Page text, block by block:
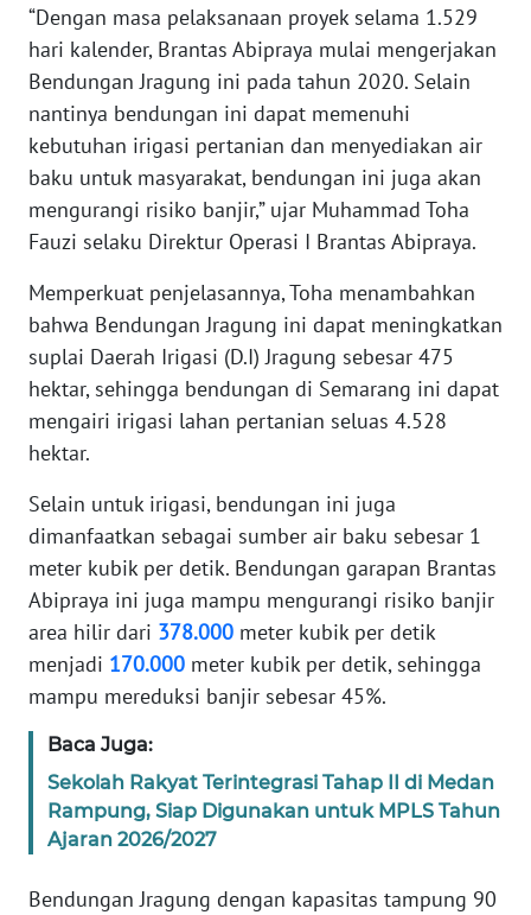
“Dengan masa pelaksanaan proyek selama 1.529
hari kalender, Brantas Abipraya mulai mengerjakan
Bendungan Jragung ini pada tahun 2020. Selain
nantinya bendungan ini dapat memenuhi
kebutuhan irigasi pertanian dan menyediakan air
baku untuk masyarakat, bendungan ini juga akan
mengurangi risiko banjir,” ujar Muhammad Toha
Fauzi selaku Direktur Operasi I Brantas Abipraya.
Memperkuat penjelasannya, Toha menambahkan
bahwa Bendungan Jragung ini dapat meningkatkan
suplai Daerah Irigasi (D.I) Jragung sebesar 475
hektar, sehingga bendungan di Semarang ini dapat
mengairi irigasi lahan pertanian seluas 4.528
hektar.
Selain untuk irigasi, bendungan ini juga
dimanfaatkan sebagai sumber air baku sebesar 1
meter kubik per detik. Bendungan garapan Brantas
Abipraya ini juga mampu mengurangi risiko banjir
area hilir dari 378.000 meter kubik per detik
menjadi 170.000 meter kubik per detik, sehingga
mampu mereduksi banjir sebesar 45%.
Baca Juga:
Sekolah Rakyat Terintegrasi Tahap II di Medan
Rampung, Siap Digunakan untuk MPLS Tahun
Ajaran 2026/2027
Bendungan Jragung dengan kapasitas tampung 90
REDAKSI
KARIR
DISCLAIMER
News
Regional
WN
SUMUT
WN
JAKARTA
JABAR
WN
BANTEN
WN
NTT
WN
KEPRI
WN